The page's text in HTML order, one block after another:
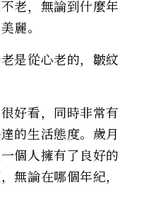
老，無論到什麼年
麗。
是從心老的，皺紋
好看，同時非常有
的生活態度。歲月
個人擁有了良好的
無論在哪個年紀，